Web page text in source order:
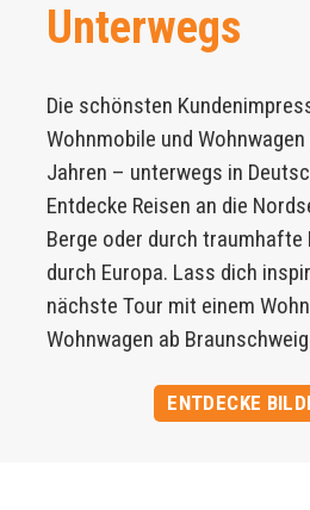
Unterwegs
Die schönsten
Wohnmobile und
Jahren – unterwegs in
Entdecke Reisen an die
Berge oder durch
durch Europa. Lass dich
nächste Tour mit einem
Wohnwagen ab
ENTDECKE